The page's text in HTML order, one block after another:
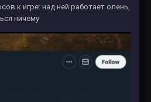
к игре: над ней работает олень,
ничему